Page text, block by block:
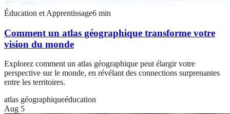
Éducation et Apprentissage6 min
Comment un atlas géographique transforme votre
vision du monde
Explorez comment un atlas géographique peut élargir votre
perspective sur le monde, en révélant des connections surprenantes
entre les territoires.
atlas géographiqueéducation
Aug 5